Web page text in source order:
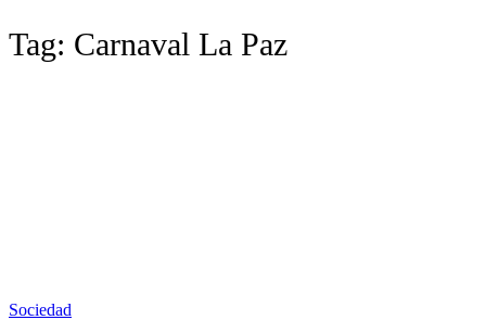
Tag: Carnaval La Paz
Sociedad